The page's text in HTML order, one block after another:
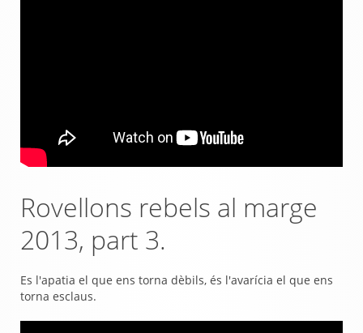
Rovellons rebels al marge
2013, part 3.
Es l'apatia el que ens torna dèbils, és l'avarícia el que ens
torna esclaus.